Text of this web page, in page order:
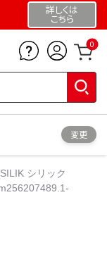
詳しくは
こちら
0
変更
シリック